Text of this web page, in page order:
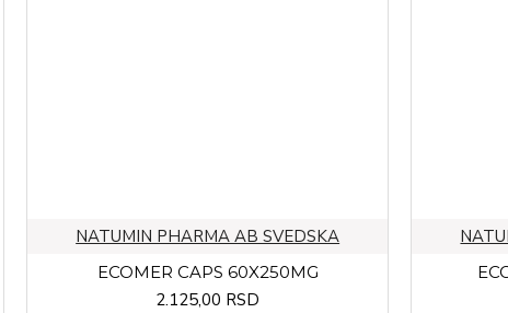
NATUMIN PHARMA AB SVEDSKA
ECOMER CAPS 60X250MG
2.125,00 RSD